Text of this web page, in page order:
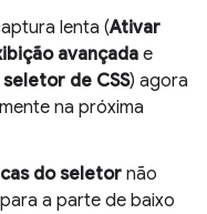
lenta (Ativar
avançadae
de CSS) agora
na próxima
do seletornão
a parte de baixo